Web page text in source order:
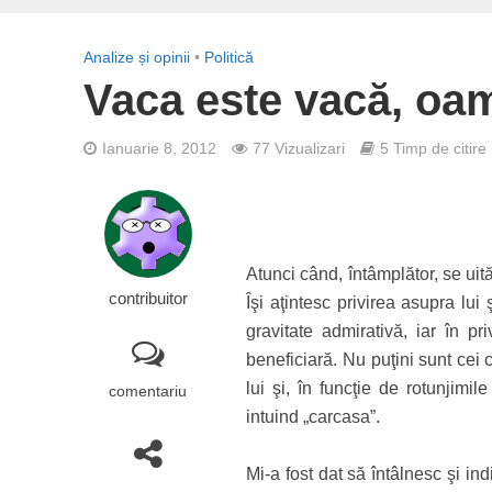
Analize și opinii • Politică
Vaca este vacă,
Ianuarie 8, 2012 77 Vizualizari 5 Timp de citire
contribuitor
comentariu
Atunci când, întâmplător, se
Îşi aţintesc privirea asupra lui
gravitate admirativă, iar în
beneficiară. Nu puţini sunt cei
lui şi, în funcţie de
intuind „carcasa”.
Mi-a fost dat să întâlnesc şi